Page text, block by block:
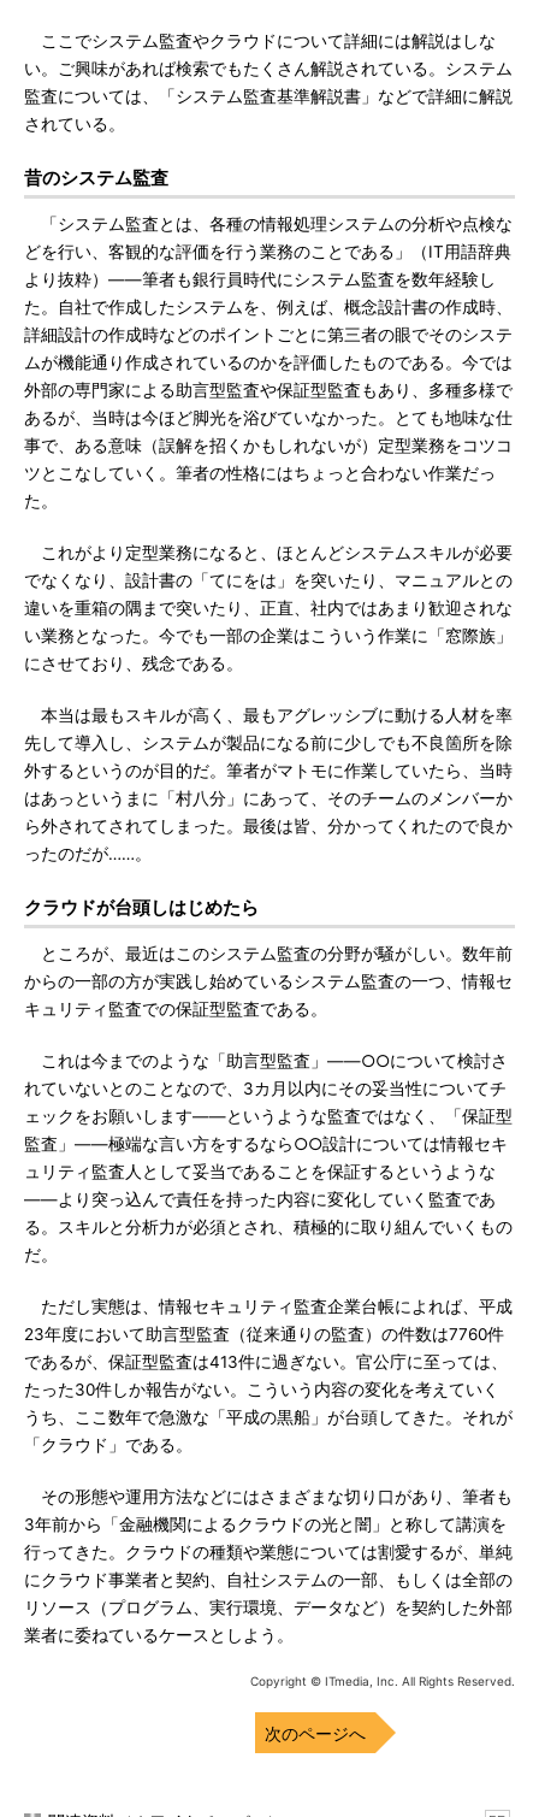
ここでシステム監査やクラウドについて詳細には解説はしな
い。ご興味があれば検索でもたくさん解説されている。システム
監査については、「システム監査基準解説書」などで詳細に解説
されている。
昔のシステム監査
「システム監査とは、各種の情報処理システムの分析や点検な
どを行い、客観的な評価を行う業務のことである」（IT用語辞典
より抜粋）――筆者も銀行員時代にシステム監査を数年経験し
た。自社で作成したシステムを、例えば、概念設計書の作成時、
詳細設計の作成時などのポイントごとに第三者の眼でそのシステ
ムが機能通り作成されているのかを評価したものである。今では
外部の専門家による助言型監査や保証型監査もあり、多種多様で
あるが、当時は今ほど脚光を浴びていなかった。とても地味な仕
事で、ある意味（誤解を招くかもしれないが）定型業務をコツコ
ツとこなしていく。筆者の性格にはちょっと合わない作業だっ
た。
これがより定型業務になると、ほとんどシステムスキルが必要
でなくなり、設計書の「てにをは」を突いたり、マニュアルとの
違いを重箱の隅まで突いたり、正直、社内ではあまり歓迎されな
い業務となった。今でも一部の企業はこういう作業に「窓際族」
にさせており、残念である。
本当は最もスキルが高く、最もアグレッシブに動ける人材を率
先して導入し、システムが製品になる前に少しでも不良箇所を除
外するというのが目的だ。筆者がマトモに作業していたら、当時
はあっというまに「村八分」にあって、そのチームのメンバーか
ら外されてされてしまった。最後は皆、分かってくれたので良か
ったのだが……。
クラウドが台頭しはじめたら
ところが、最近はこのシステム監査の分野が騒がしい。数年前
からの一部の方が実践し始めているシステム監査の一つ、情報セ
キュリティ監査での保証型監査である。
これは今までのような「助言型監査」――○○について検討さ
れていないとのことなので、3カ月以内にその妥当性についてチ
ェックをお願いします――というような監査ではなく、「保証型
監査」――極端な言い方をするなら○○設計については情報セキ
ュリティ監査人として妥当であることを保証するというような
――より突っ込んで責任を持った内容に変化していく監査であ
る。スキルと分析力が必須とされ、積極的に取り組んでいくもの
だ。
ただし実態は、情報セキュリティ監査企業台帳によれば、平成
23年度において助言型監査（従来通りの監査）の件数は7760件
であるが、保証型監査は413件に過ぎない。官公庁に至っては、
たった30件しか報告がない。こういう内容の変化を考えていく
うち、ここ数年で急激な「平成の黒船」が台頭してきた。それが
「クラウド」である。
その形態や運用方法などにはさまざまな切り口があり、筆者も
3年前から「金融機関によるクラウドの光と闇」と称して講演を
行ってきた。クラウドの種類や業態については割愛するが、単純
にクラウド事業者と契約、自社システムの一部、もしくは全部の
リソース（プログラム、実行環境、データなど）を契約した外部
業者に委ねているケースとしよう。
Copyright © ITmedia, Inc. All Rights Reserved.
次のページへ